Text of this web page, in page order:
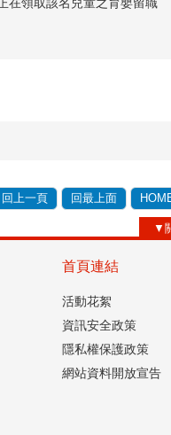
回上一頁 回最上面
▼
首頁連結
活動花絮
資訊安全政策
隱私權保護政策
網站資料開放宣告